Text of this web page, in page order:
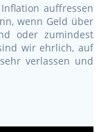
auffressen
wenn Geld über
oder zumindest
wir ehrlich, auf
verlassen und